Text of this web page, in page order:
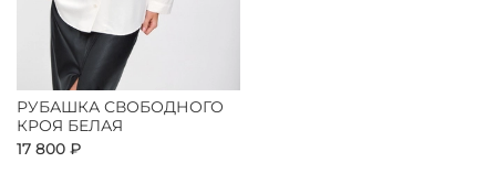
РУБАШКА СВОБОДНОГО
КРОЯ БЕЛАЯ
17 800 ₽